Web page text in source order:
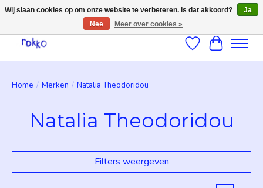
Verlanglijst
Home / Merken / Natalia Theodoridou
Natalia Theodoridou
Filters weergeven
Wij slaan cookies op om onze website te verbeteren. Is dat akkoord?
Ja
Nee
Meer over cookies »